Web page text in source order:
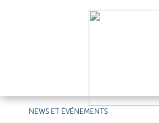
NEWS ET ÉVÉNEMENTS